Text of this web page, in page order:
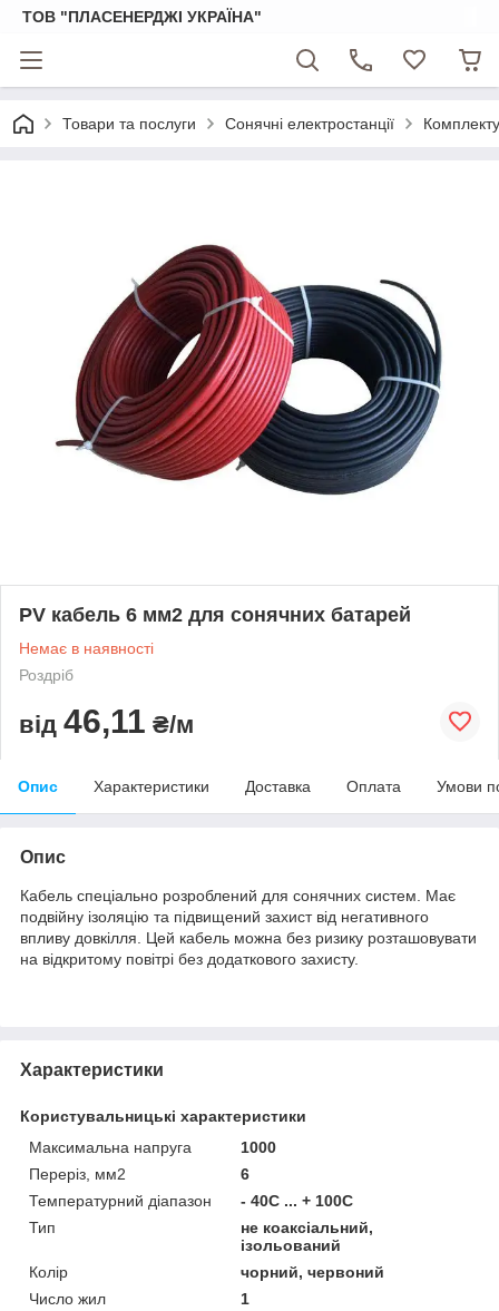
ТОВ "ПЛАСЕНЕРДЖІ УКРАЇНА"
Товари та послуги Сонячні електростанції
PV кабель 6 мм2 для сонячних батарей
Немає в наявності
Роздріб
від 46,11 ₴/м
Опис Характеристики Доставка Оплата Умови
Опис
Кабель спеціально розроблений для сонячних систем. Має
подвійну ізоляцію та підвищений захист від негативного
впливу довкілля. Цей кабель можна без ризику розташовувати
на відкритому повітрі без додаткового захисту.
Характеристики
Користувальницькі характеристики
Максимальна напруга
1000
Переріз, мм2
6
Температурний діапазон
- 40C ... + 100C
Тип
не коаксіальний,
ізольований
Колір
чорний, червоний
Число жил
1